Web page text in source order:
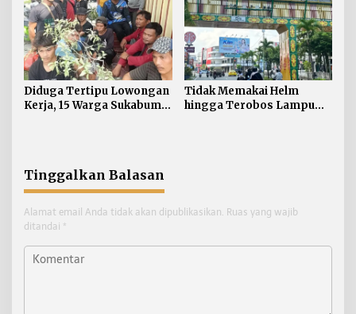
Diduga Tertipu Lowongan
Kerja, 15 Warga Sukabumi
Tidak Memakai Helm
hingga Terobos Lampu
Tinggalkan Balasan
Alamat email Anda tidak akan dipublikasikan. Ruas yang wajib
ditandai *